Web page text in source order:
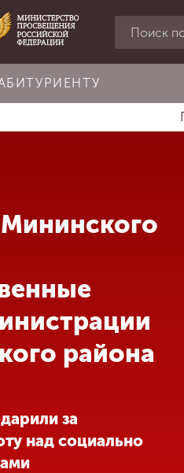
района
за
над социально